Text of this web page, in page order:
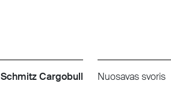
Schmitz Cargobull Nuosavas svoris